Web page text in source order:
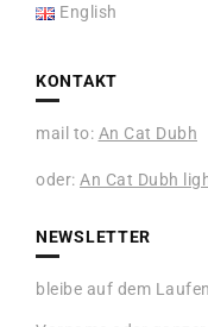
English
KONTAKT
mail to: An Cat Dubh
oder: An Cat Dubh
NEWSLETTER
bleibe auf dem